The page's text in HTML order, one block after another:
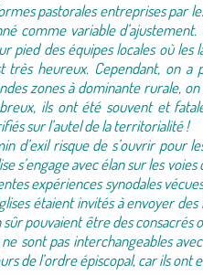
pastorales entreprises par
comme variable
pied des équipes locales où
très heureux. Cependant, on
zones à dominante rurale,
ils ont été souvent et
sur l’autel de la territorialité !
d’exil risque de s’ouvrir pour
s’engage avec élan sur les
expériences synodales
étaient invités à envoyer
pouvaient être des consacrés
sont pas interchangeables
de l’ordre épiscopal, car ils ont